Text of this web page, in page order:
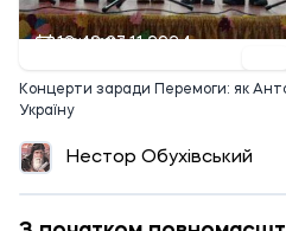
12:48 27.11.2024
Концерти заради Перемоги: як
Україну
Нестор Обухівський